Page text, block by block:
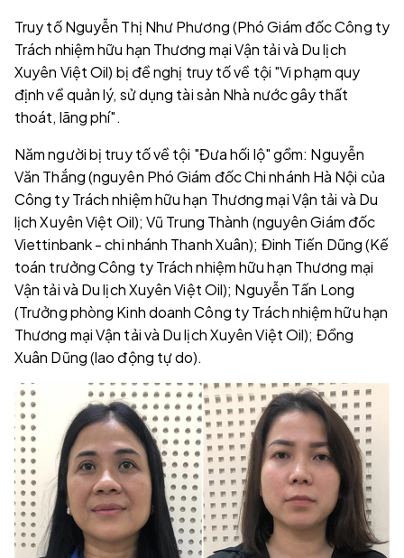
Truy tố Nguyễn Thị Như Phương (Phó Giám đốc Công ty
Trách nhiệm hữu hạn Thương mại Vận tải và Du lịch
Xuyên Việt Oil) bị đề nghị truy tố về tội "Vi phạm quy
định về quản lý, sử dụng tài sản Nhà nước gây thất
thoát, lãng phí".
Năm người bị truy tố về tội "Đưa hối lộ" gồm: Nguyễn
Văn Thắng (nguyên Phó Giám đốc Chi nhánh Hà Nội của
Công ty Trách nhiệm hữu hạn Thương mại Vận tải và Du
lịch Xuyên Việt Oil); Vũ Trung Thành (nguyên Giám đốc
Viettinbank - chi nhánh Thanh Xuân); Đinh Tiến Dũng (Kế
toán trưởng Công ty Trách nhiệm hữu hạn Thương mại
Vận tải và Du lịch Xuyên Việt Oil); Nguyễn Tấn Long
(Trưởng phòng Kinh doanh Công ty Trách nhiệm hữu hạn
Thương mại Vận tải và Du lịch Xuyên Việt Oil); Đồng
Xuân Dũng (lao động tự do).